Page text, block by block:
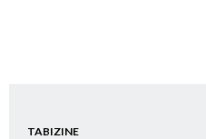
TABIZINE